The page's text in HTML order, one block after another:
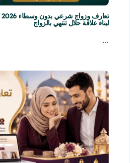
لبناء علاقة حلال تنتهي بالزواج
…